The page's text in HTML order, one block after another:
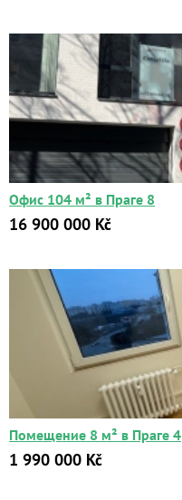
Офис 104 м² в Праге 8
16 900 000 Kč
Помещение 8 м² в Праге 4
1 990 000 Kč